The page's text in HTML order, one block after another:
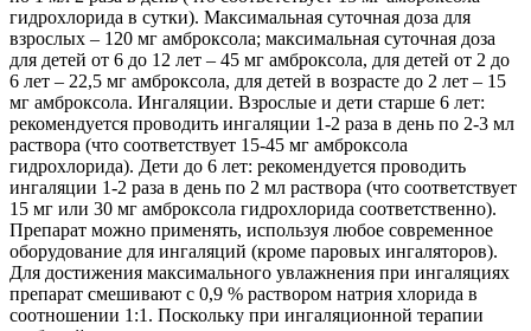
гидрохлорида в сутки). Максимальная суточная доза для
взрослых – 120 мг амброксола; максимальная суточная доза
для детей от 6 до 12 лет – 45 мг амброксола, для детей от 2 до
6 лет – 22,5 мг амброксола, для детей в возрасте до 2 лет – 15
мг амброксола. Ингаляции. Взрослые и дети старше 6 лет:
рекомендуется проводить ингаляции 1-2 раза в день по 2-3 мл
раствора (что соответствует 15-45 мг амброксола
гидрохлорида). Дети до 6 лет: рекомендуется проводить
ингаляции 1-2 раза в день по 2 мл раствора (что соответствует
15 мг или 30 мг амброксола гидрохлорида соответственно).
Препарат можно применять, используя любое современное
оборудование для ингаляций (кроме паровых ингаляторов).
Для достижения максимального увлажнения при ингаляциях
препарат смешивают с 0,9 % раствором натрия хлорида в
соотношении 1:1. Поскольку при ингаляционной терапии